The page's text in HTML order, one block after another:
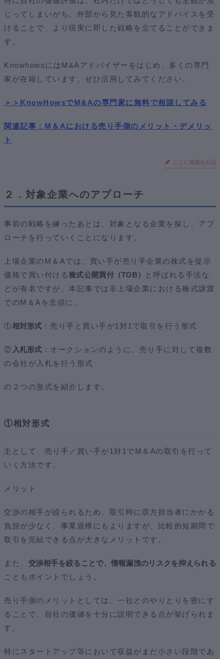
じってしまいがち。外部から見た客観的なアドバイスを受
けることで、より現実に即した戦略を立てることができま
す。
KnowhowsにはM&Aアドバイザーをはじめ、多くの専門
家が在籍しています。ぜひ活用してみてください。
＞＞KnowHowsでM&Aの専門家に無料で相談してみる
関連記事：M＆Aにおける売り手側のメリット・デメリッ
ト
ここに知識を出品
２．対象企業へのアプローチ
事前の戦略を練ったあとは、対象となる企業を探し、アプ
ローチを行っていくことになります。
上場企業のM＆Aでは、買い手が売り手企業の株式を提示
価格で買い付ける株式公開買付（TOB）
と呼ばれる手法な
どが有名ですが、本記事では非上場企業における株式譲渡
でのM＆Aを念頭に、
①相対形式 ：売り手と買い手が1対1で取引を行う形式
② 入札形式 ：オークションのように、売り手に対して複数
の会社が入札を行う形式
の２つの形式を紹介します。
①相対形式
主として、売り手／買い手が1対1でM＆Aの取引を行って
いく方法です。
メリット
交渉の相手が絞られるため、取引時に双方担当者にかかる
負担が少なく、事業規模にもよりますが、比較的短期間で
取引を完結できる点が大きなメリットです。
また、 交渉相手を絞ることで、情報漏洩のリスクを抑えられる
こともポイントでしょう。
売り手側のメリットとしては、一社とのやりとりを密にす
ることで、自社の価値を十分に説明できる点が挙げられま
す。
特にスタートアップ等において収益がまだ小さい段階であ